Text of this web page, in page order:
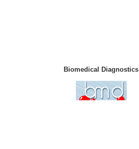
Biomedical Diagnostics